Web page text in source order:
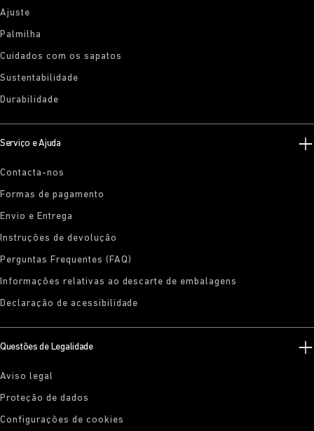
Ajuste
Palmilha
Cuidados com os sapatos
Sustentabilidade
Durabilidade
Serviço e Ajuda
Contacta-nos
Formas de pagamento
Envio e Entrega
Instruções de devolução
Perguntas Frequentes (FAQ)
Informações relativas ao descarte de embalagens
Declaração de acessibilidade
Questões de Legalidade
Aviso legal
Proteção de dados
Configurações de cookies